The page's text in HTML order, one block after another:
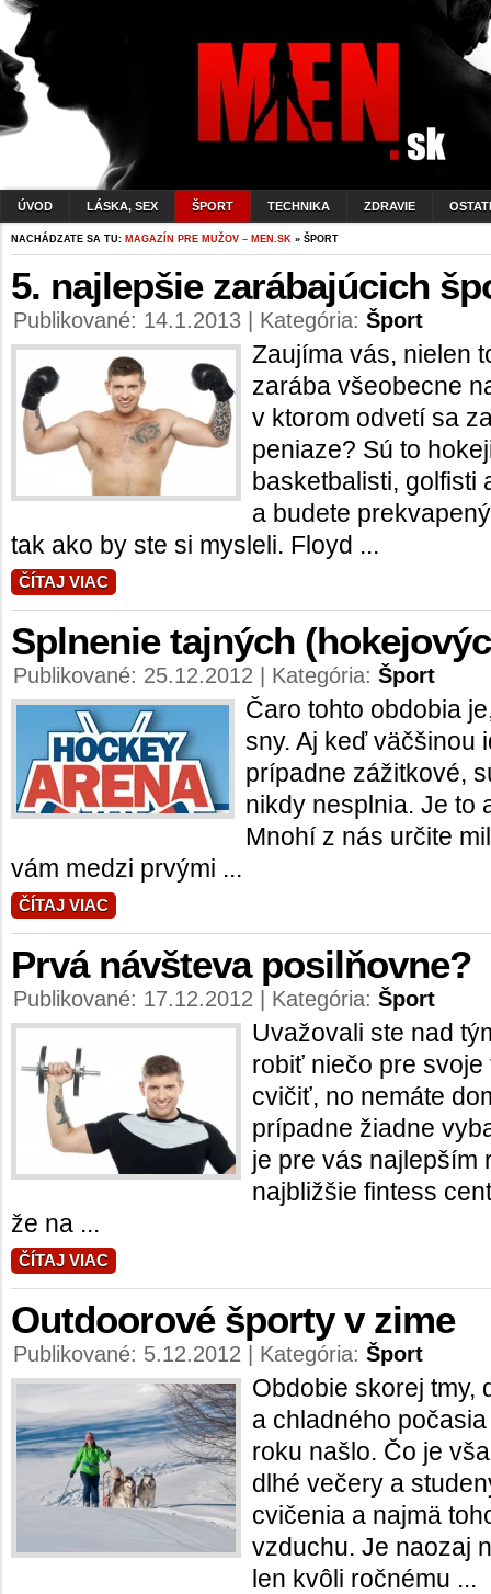
ÚVOD LÁSKA, SEX ŠPORT TECHNIKA ZDRAVIE
NACHÁDZATE SA TU: MAGAZÍN PRE MUŽOV – MEN.SK » ŠPORT
5. najlepšie zarábajúcich
Publikované: 14.1.2013 | Kategória: Šport
Zaujíma vás, nielen
zarába všeobecne
v ktorom odvetí sa
peniaze? Sú to
basketbalisti, golfisti
a budete
tak ako by ste si mysleli. Floyd ...
ČÍTAJ VIAC
Splnenie tajných
Publikované: 25.12.2012 | Kategória: Šport
Čaro tohto obdobia
sny. Aj keď väčšinou
prípadne zážitkové,
nikdy nesplnia. Je to
Mnohí z nás určite
vám medzi prvými ...
ČÍTAJ VIAC
Prvá návšteva posilňovne?
Publikované: 17.12.2012 | Kategória: Šport
Uvažovali ste nad
robiť niečo pre svoje
cvičiť, no nemáte
prípadne žiadne
je pre vás najlepším
najbližšie fintess
že na ...
ČÍTAJ VIAC
Outdoorové športy v zime
Publikované: 5.12.2012 | Kategória: Šport
Obdobie skorej tmy,
a chladného
roku našlo. Čo je
dlhé večery a
cvičenia a najmä
vzduchu. Je naozaj
len kvôli ročnému ...